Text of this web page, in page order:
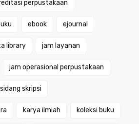
perpustakaan
ebook ejournal
library jam layanan
jam operasional perpustakaan
skripsi
karya ilmiah koleksi buku